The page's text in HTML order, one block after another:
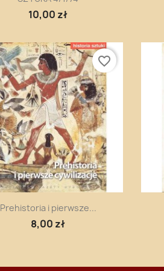
10,00 zł
Szybki podgląd
Prehistoria i pierwsze...
8,00 zł
favorite_border